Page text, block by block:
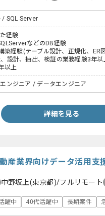
SQL Server
経験
などのDB経験
築経験(テーブル設計、正規化、ER
、設計、抽出、検証の業務経験3年以
以上
ンジニア / データエンジニア
詳細を見る
産業界向けデータ活用支
中野坂上(東京都)/フルリモート
躍中 40代活躍中 長期案件